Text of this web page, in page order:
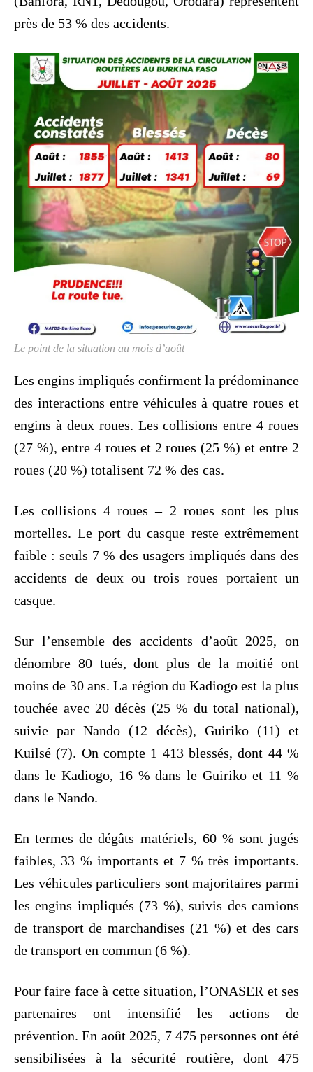
près de 53 % des accidents.
Le point de la situation au mois d’août
Les engins impliqués confirment la prédominance
des interactions entre véhicules à quatre roues et
engins à deux roues. Les collisions entre 4 roues
(27 %), entre 4 roues et 2 roues (25 %) et entre 2
roues (20 %) totalisent 72 % des cas.
Les collisions 4 roues – 2 roues sont les plus
mortelles. Le port du casque reste extrêmement
faible : seuls 7 % des usagers impliqués dans des
accidents de deux ou trois roues portaient un
casque.
Sur l’ensemble des accidents d’août 2025, on
dénombre 80 tués, dont plus de la moitié ont
moins de 30 ans. La région du Kadiogo est la plus
touchée avec 20 décès (25 % du total national),
suivie par Nando (12 décès), Guiriko (11) et
Kuilsé (7). On compte 1 413 blessés, dont 44 %
dans le Kadiogo, 16 % dans le Guiriko et 11 %
dans le Nando.
En termes de dégâts matériels, 60 % sont jugés
faibles, 33 % importants et 7 % très importants.
Les véhicules particuliers sont majoritaires parmi
les engins impliqués (73 %), suivis des camions
de transport de marchandises (21 %) et des cars
de transport en commun (6 %).
Pour faire face à cette situation, l’ONASER et ses
partenaires ont intensifié les actions de
prévention. En août 2025, 7 475 personnes ont été
sensibilisées à la sécurité routière, dont 475